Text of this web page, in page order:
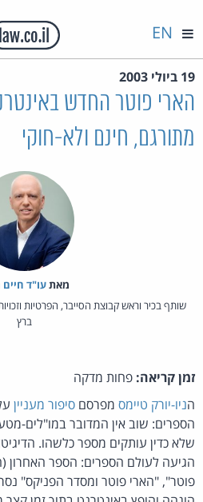
EN
19 ביולי 2003
הארי פוטר החדש
מתורגם, חינם ולא-חוקי
מאת‏עו"ד חיים
שותף בכיר וראש קבוצת הסייבר, הפרטיות
ברץ
זמן קריאה: פחות מדקה
הניו-יורק טיימס מפרסם סיפור מעניין
הספרים: שוב אין המדובר במו"לים-
שלא כדין עותקים מספר כלשהו.
הגיעה לעולם הספרים: הספר האחרון
פוטר", "הארי פוטר ומסדר הפניקס"